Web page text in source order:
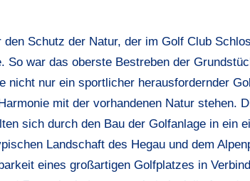
Schutz der Natur, der im Golf Club
So war das oberste Bestreben der
nicht nur ein sportlicher herausfordernder
mit der vorhandenen Natur stehen.
sich durch den Bau der Golfanlage in ein
Landschaft des Hegau und dem
eines großartigen Golfplatzes in